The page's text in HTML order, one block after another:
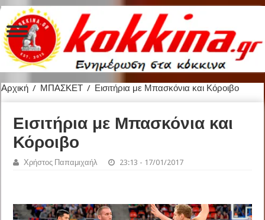
Αρχική / ΜΠΑΣΚΕΤ / Εισιτήρια με Μπασκόνια και Κόροιβο
Εισιτήρια με Μπασκόνια και
Κόροιβο
Χρήστος Παπαμιχαήλ 23:13 - 17/01/2017